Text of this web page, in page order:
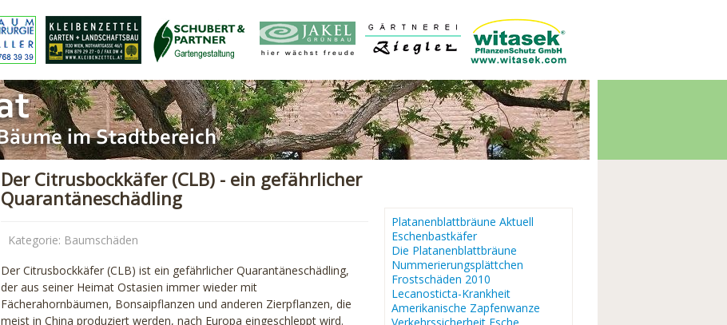
Der Citrusbockkäfer (CLB) - ein gefährlicher
Quarantäneschädling
Kategorie: Baumschäden
Der Citrusbockkäfer (CLB) ist ein gefährlicher Quarantäneschädling,
der aus seiner Heimat Ostasien immer wieder mit
Fächerahornbäumen, Bonsaipflanzen und anderen Zierpflanzen, die
meist in China produziert werden, nach Europa eingeschleppt wird.
Platanenblattbräune Aktuell
Eschenbastkäfer
Die Platanenblattbräune
Nummerierungsplättchen
Frostschäden 2010
Lecanosticta-Krankheit
Amerikanische Zapfenwanze